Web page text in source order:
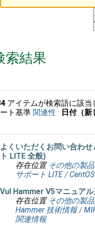
索結果
アイテムが検索語に該当
ト基準 関連性 · 日付（新
よくいただくお問い合わ
ト LITE 全般)
存在位置 その他の製
サポート LITE /
Vul Hammer V5マニュア
存在位置 その他の製
Hammer 技術情報 /
関連情報